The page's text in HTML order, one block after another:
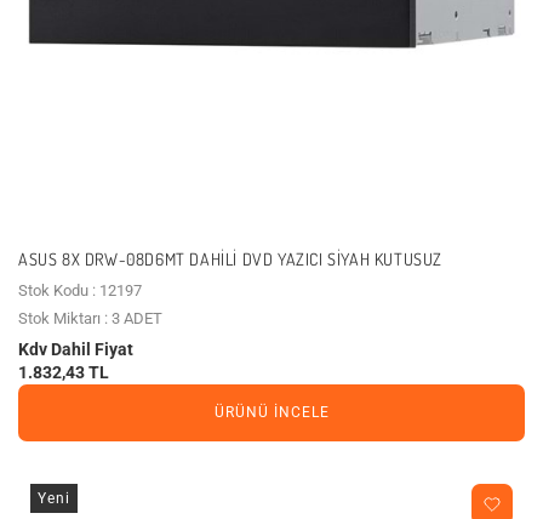
ASUS 8X DRW-08D6MT DAHILI DVD YAZICI SIYAH KUTUSUZ
Stok Kodu : 12197
Stok Miktarı : 3 ADET
Kdv Dahil Fiyat
1.832,43 TL
ÜRÜNÜ İNCELE
Yeni